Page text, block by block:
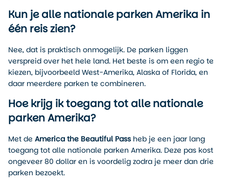
Kun je alle nationale parken Amerika in
één reis zien?
Nee, dat is praktisch onmogelijk. De parken liggen
verspreid over het hele land. Het beste is om een regio te
kiezen, bijvoorbeeld West-Amerika, Alaska of Florida, en
daar meerdere parken te combineren.
Hoe krijg ik toegang tot alle nationale
parken Amerika?
Met de America the Beautiful Pass heb je een jaar lang
toegang tot alle nationale parken Amerika. Deze pas kost
ongeveer 80 dollar en is voordelig zodra je meer dan drie
parken bezoekt.